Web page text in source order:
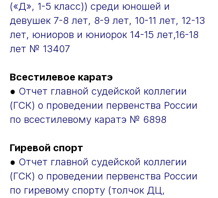
(«Д», 1-5 класс)) среди юношей и
девушек 7-8 лет, 8-9 лет, 10-11 лет, 12-13
лет, юниоров и юниорок 14-15 лет,16-18
лет № 13407
Всестилевое каратэ
● Отчет главной судейской коллегии
(ГСК) о проведении первенства России
по всестилевому каратэ № 6898
Гиревой спорт
● Отчет главной судейской коллегии
(ГСК) о проведении первенства России
по гиревому спорту (толчок ДЦ,